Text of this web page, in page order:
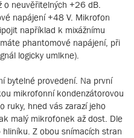
o neuvěřitelných +26 dB.
napájení +48 V. Mikrofon
například k mixážnímu
phantomové napájení, při
logicky umlkne).
bytelné provedení. Na první
mikrofonní kondenzátorovou
ruky, hned vás zarazí jeho
malý mikrofonek až dost. Dle
Z obou snímacích stran